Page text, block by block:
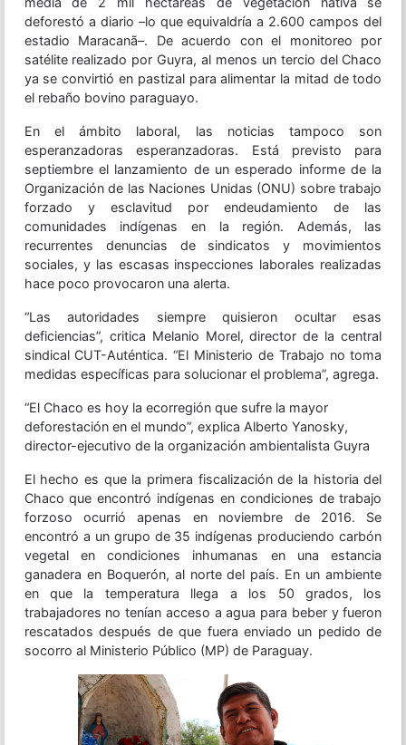
deforestó a diario –lo que equivaldría a 2.600 campos del
estadio Maracanã–. De acuerdo con el monitoreo por
satélite realizado por Guyra, al menos un tercio del Chaco
ya se convirtió en pastizal para alimentar la mitad de todo
el rebaño bovino paraguayo.
En el ámbito laboral, las noticias tampoco son
esperanzadoras esperanzadoras. Está previsto para
septiembre el lanzamiento de un esperado informe de la
Organización de las Naciones Unidas (ONU) sobre trabajo
forzado y esclavitud por endeudamiento de las
comunidades indígenas en la región. Además, las
recurrentes denuncias de sindicatos y movimientos
sociales, y las escasas inspecciones laborales realizadas
hace poco provocaron una alerta.
“Las autoridades siempre quisieron ocultar esas
deficiencias”, critica Melanio Morel, director de la central
sindical CUT-Auténtica. “El Ministerio de Trabajo no toma
medidas específicas para solucionar el problema”, agrega.
“El Chaco es hoy la ecorregión que sufre la mayor
deforestación en el mundo”, explica Alberto Yanosky,
director-ejecutivo de la organización ambientalista Guyra
El hecho es que la primera fiscalización de la historia del
Chaco que encontró indígenas en condiciones de trabajo
forzoso ocurrió apenas en noviembre de 2016. Se
encontró a un grupo de 35 indígenas produciendo carbón
vegetal en condiciones inhumanas en una estancia
ganadera en Boquerón, al norte del país. En un ambiente
en que la temperatura llega a los 50 grados, los
trabajadores no tenían acceso a agua para beber y fueron
rescatados después de que fuera enviado un pedido de
socorro al Ministerio Público (MP) de Paraguay.